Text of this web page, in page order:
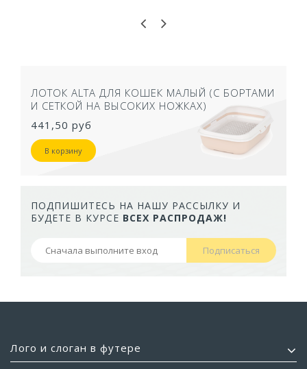
ЛОТОК ALTA ДЛЯ КОШЕК МАЛЫЙ (С БОРТАМИ
И СЕТКОЙ НА ВЫСОКИХ НОЖКАХ)
441,50 руб
В корзину
ПОДПИШИТЕСЬ НА НАШУ РАССЫЛКУ И
БУДЕТЕ В КУРСЕ ВСЕХ РАСПРОДАЖ!
Подписаться
Лого и слоган в футере